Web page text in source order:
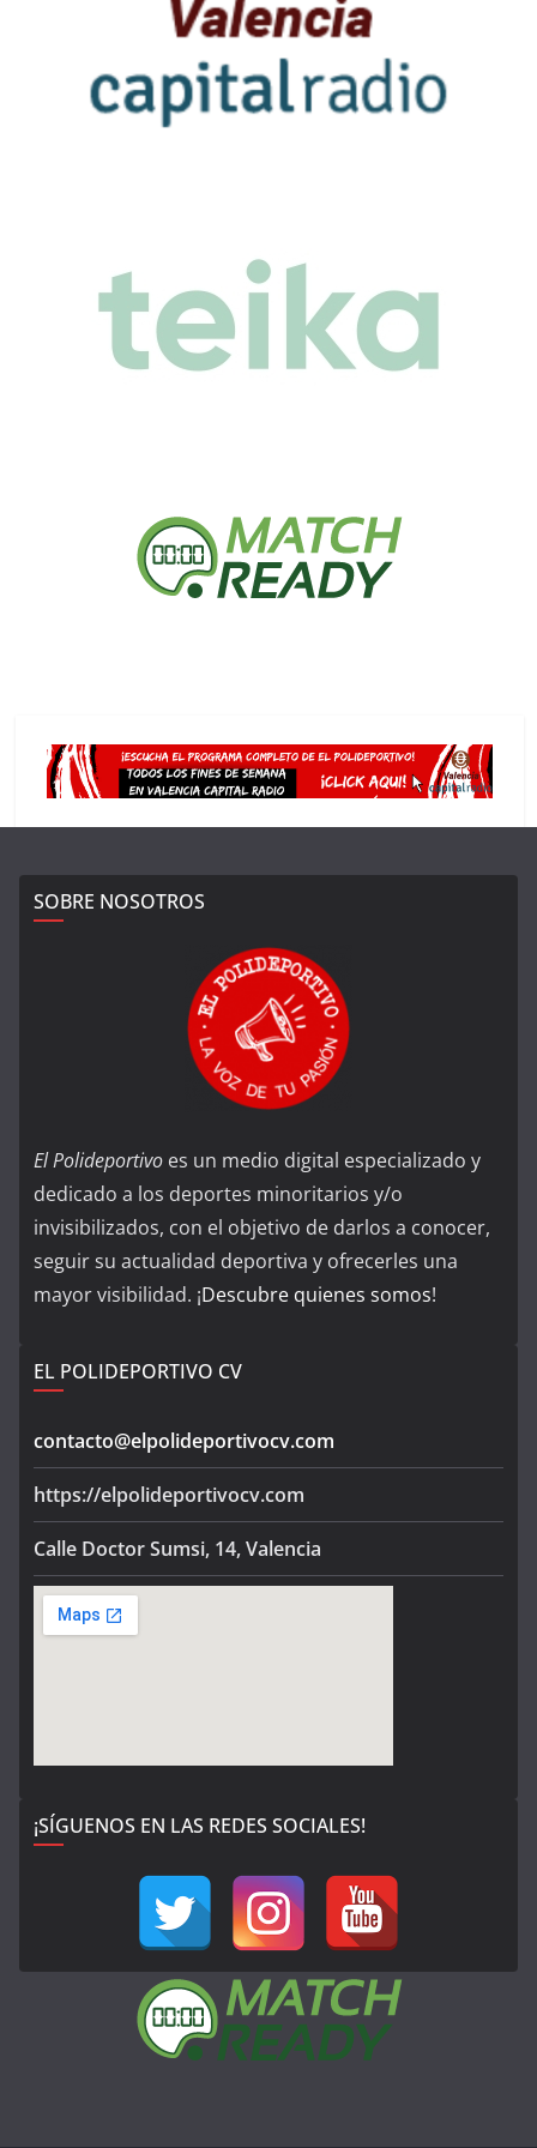
SOBRE NOSOTROS
El Polideportivo es un medio digital especializado y
dedicado a los deportes minoritarios y/o
invisibilizados, con el objetivo de darlos a conocer,
seguir su actualidad deportiva y ofrecerles una
mayor visibilidad. ¡Descubre quienes somos!
EL POLIDEPORTIVO CV
contacto@elpolideportivocv.com
https://elpolideportivocv.com
Calle Doctor Sumsi, 14, Valencia
¡SÍGUENOS EN LAS REDES SOCIALES!